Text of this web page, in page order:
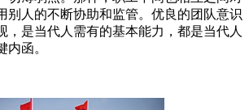
别人的不断协助和监管。优良的团队意识
，是当代人需有的基本能力，都是当代人
内函。